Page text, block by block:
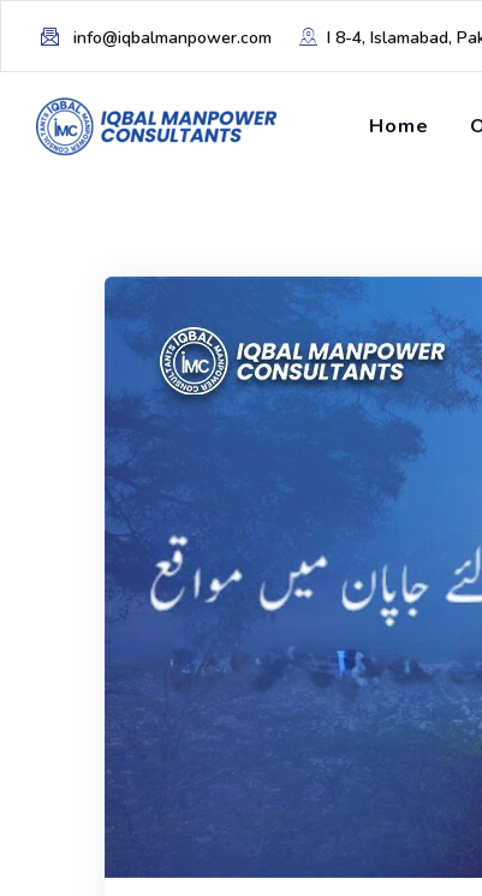
info@iqbalmanpower.com I 8-4, Islamabad,
Home